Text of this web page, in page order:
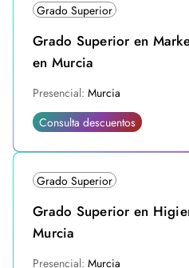
Grado Superior
Grado Superior en
en Murcia
Presencial: Murcia
Consulta descuentos
Grado Superior
Grado Superior en
Murcia
Presencial: Murcia